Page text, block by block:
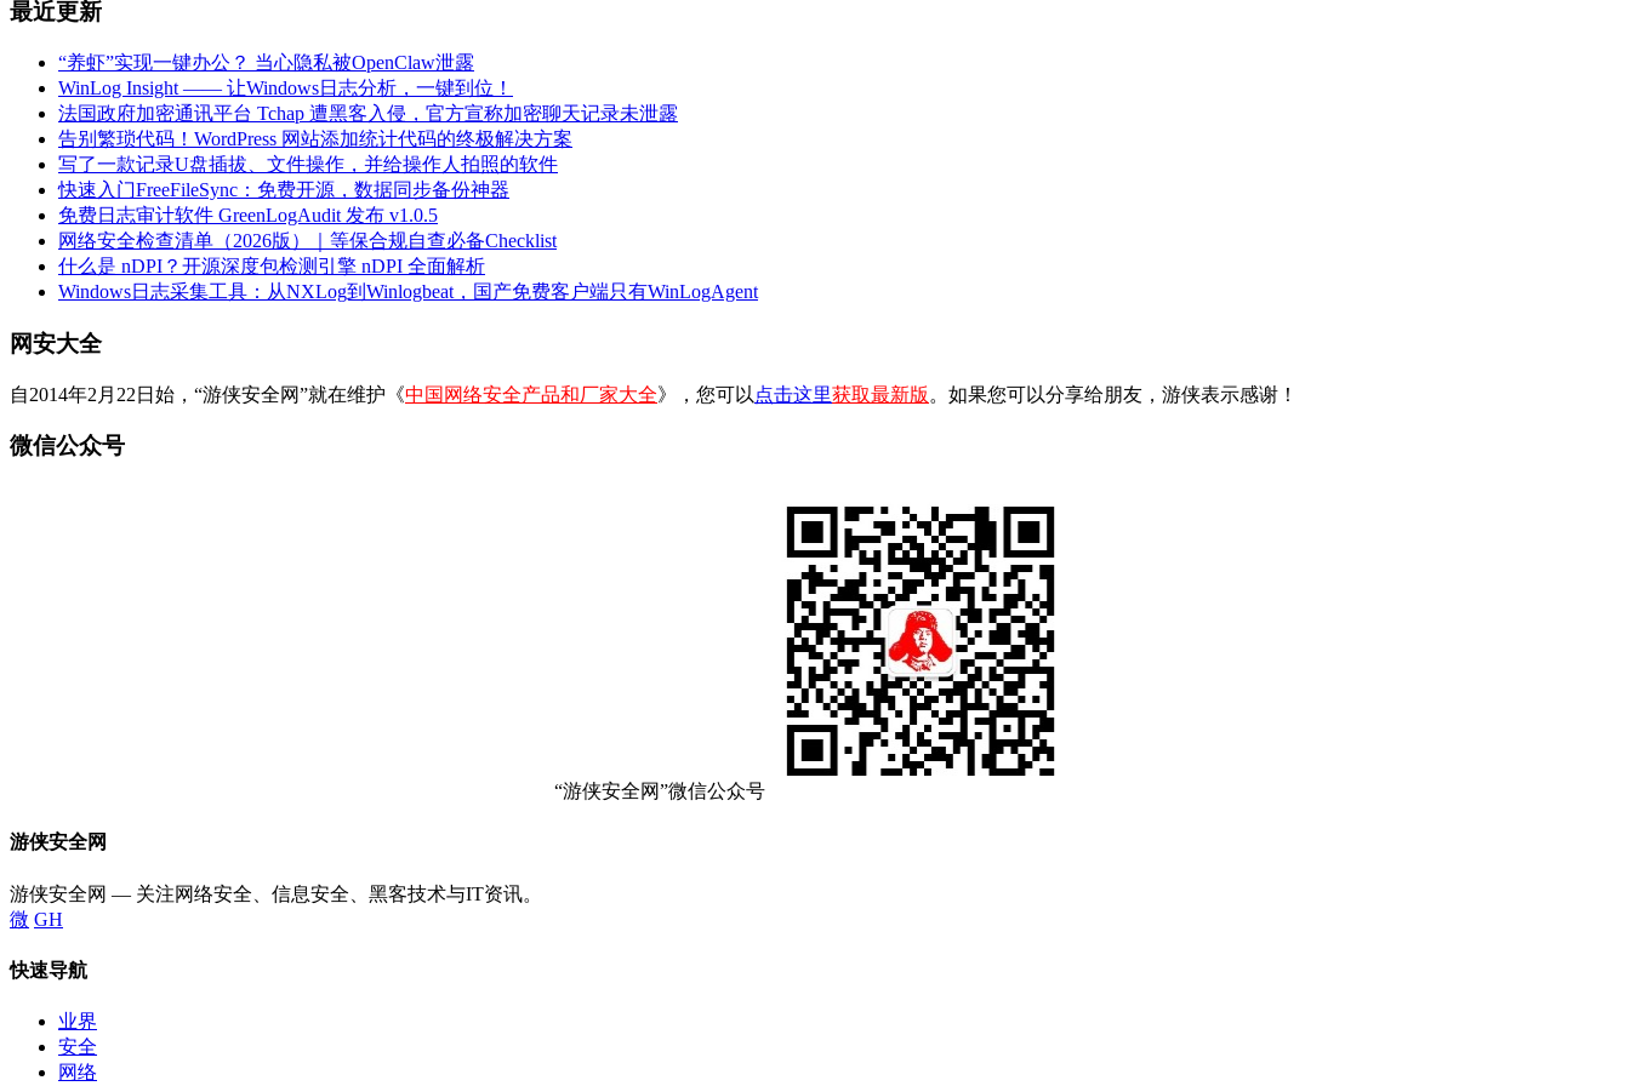
最近更新
“养虾”实现一键办公？ 当心隐私被OpenClaw泄露
WinLog Insight —— 让Windows日志分析，一键到位！
法国政府加密通讯平台 Tchap 遭黑客入侵，官方宣称加密聊天记录未泄露
告别繁琐代码！WordPress 网站添加统计代码的终极解决方案
写了一款记录U盘插拔、文件操作，并给操作人拍照的软件
快速入门FreeFileSync：免费开源，数据同步备份神器
免费日志审计软件 GreenLogAudit 发布 v1.0.5
网络安全检查清单（2026版）｜等保合规自查必备Checklist
什么是 nDPI？开源深度包检测引擎 nDPI 全面解析
Windows日志采集工具：从NXLog到Winlogbeat，国产免费客户端只有WinLogAgent
网安大全
自2014年2月22日始，“游侠安全网”就在维护《中国网络安全产品和厂家大全》，您可以 点击这里获取最新版 。如果您可以分享给朋友，游侠表示感谢！
微信公众号
“游侠安全网”微信公众号
游侠安全网
游侠安全网 — 关注网络安全、信息安全、黑客技术与IT资讯。
微 GH
快速导航
业界
安全
网络